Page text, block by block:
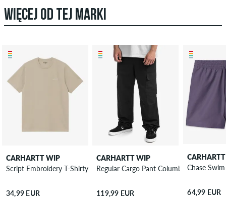
WIĘCEJ OD TEJ MARKI
CARHARTT WIP
Script Embroidery T-Shirty
34,99 EUR
CARHARTT WIP
Regular Cargo Pant Columbia Spodnie
119,99 EUR
Chase
64,99 EUR